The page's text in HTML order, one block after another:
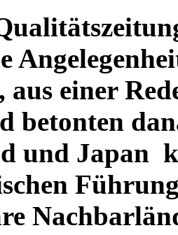
aus einer
betonten
und Japan